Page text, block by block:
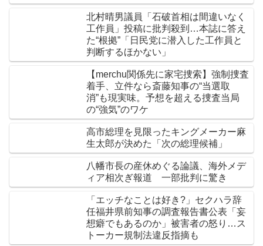
北村晴男議員「石破首相は間違いなく
工作員」投稿に批判殺到…本誌に答え
た“根拠”「日民党に潜入した工作員と
判断するほかない」
【merchu関係先に家宅捜索】強制捜査
着手、立件なら斎藤知事の“当選取
消”も現実味。予想を超える捜査当局
の“強気”のワケ
高市総理を見限ったキングメーカー麻
生太郎が決めた「次の総理候補」
八幡市長の産休めぐる論議、海外メデ
ィア相次ぎ報道 一部批判に驚き
「エッチなことは好き?」セクハラ辞
任福井県前知事の調査報告書公表「妄
想癖でもあるのか」被害者の怒り…ス
トーカー規制法違反指摘も